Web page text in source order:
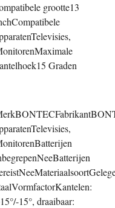
grootte13
Graden
15°, draaibaar: